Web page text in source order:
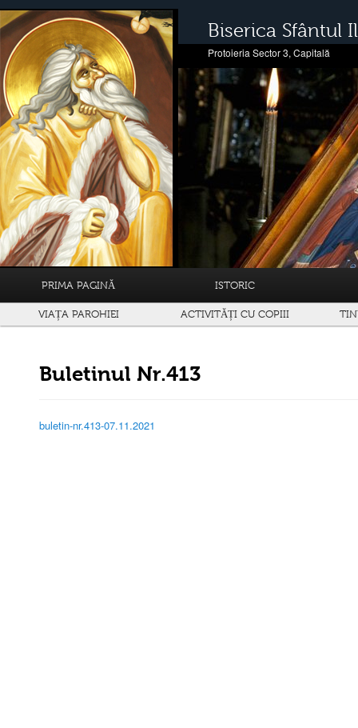
Biserica Sfântul
Protoieria Sector 3, Capitală
PRIMA PAGINĂ ISTORIC
VIAȚA PAROHIEI ACTIVITĂȚI CU COPIII
Buletinul Nr.413
buletin-nr.413-07.11.2021